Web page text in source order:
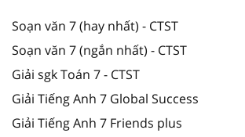
Soạn văn 7 (hay nhất) - CTST
Soạn văn 7 (ngắn nhất) - CTST
Giải sgk Toán 7 - CTST
Giải Tiếng Anh 7 Global Success
Giải Tiếng Anh 7 Friends plus